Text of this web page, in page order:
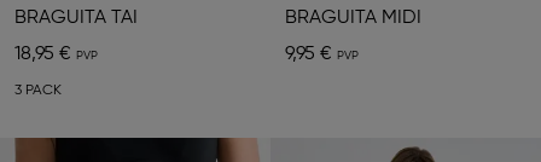
BRAGUITA TAI
18,95 €
3 PACK
BRAGUITA MIDI
9,95 €